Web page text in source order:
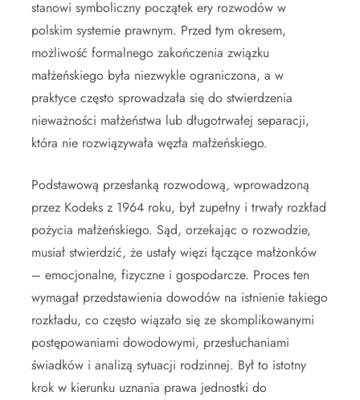
stanowi symboliczny początek ery rozwodów w
polskim systemie prawnym. Przed tym okresem,
możliwość formalnego zakończenia związku
małżeńskiego była niezwykle ograniczona, a w
praktyce często sprowadzała się do stwierdzenia
nieważności małżeństwa lub długotrwałej separacji,
która nie rozwiązywała węzła małżeńskiego.
Podstawową przesłanką rozwodową, wprowadzoną
przez Kodeks z 1964 roku, był zupełny i trwały rozkład
pożycia małżeńskiego. Sąd, orzekając o rozwodzie,
musiał stwierdzić, że ustały więzi łączące małżonków
– emocjonalne, fizyczne i gospodarcze. Proces ten
wymagał przedstawienia dowodów na istnienie takiego
rozkładu, co często wiązało się ze skomplikowanymi
postępowaniami dowodowymi, przesłuchaniami
świadków i analizą sytuacji rodzinnej. Był to istotny
krok w kierunku uznania prawa jednostki do